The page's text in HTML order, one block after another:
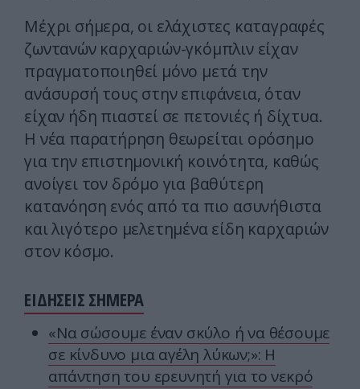
Μέχρι σήμερα, οι ελάχιστες καταγραφές
ζωντανών καρχαριών-γκόμπλιν είχαν
πραγματοποιηθεί μόνο μετά την
ανάσυρσή τους στην επιφάνεια, όταν
είχαν ήδη πιαστεί σε πετονιές ή δίχτυα.
Η νέα παρατήρηση θεωρείται ορόσημο
για την επιστημονική κοινότητα, καθώς
ανοίγει τον δρόμο για βαθύτερη
κατανόηση ενός από τα πιο ασυνήθιστα
και λιγότερο μελετημένα είδη καρχαριών
στον κόσμο.
ΕΙΔΗΣΕΙΣ ΣΗΜΕΡΑ
«Να σώσουμε έναν σκύλο ή να θέσουμε
σε κίνδυνο μια αγέλη λύκων;»: Η
απάντηση του ερευνητή για το νεκρό